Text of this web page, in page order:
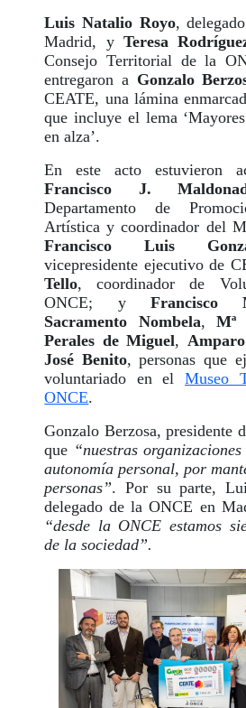
Luis Natalio Royo,
Madrid, y Teresa
Consejo Territorial de la
entregaron a Gonzalo
CEATE, una lámina
que incluye el lema
en alza’.
En este acto estuvieron
Francisco J.
Departamento de
Artística y coordinador del
Francisco Luis
vicepresidente ejecutivo de
Tello, coordinador de
ONCE; y Francisco
Sacramento Nombela,Mª
Perales de Miguel,
José Benito, personas que
voluntariado en el Museo
ONCE.
Gonzalo Berzosa, presidente
que “nuestras
autonomía personal, por
personas”. Por su parte,
delegado de la ONCE en
“desde la ONCE estamos
de la sociedad”.